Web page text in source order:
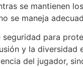
se mantienen
se maneja
para
y la
del jugador,